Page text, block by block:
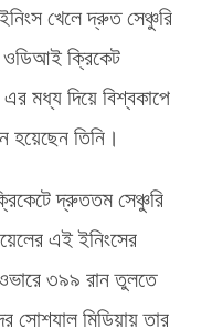
খেলে দ্রুত সেঞ্চুরি
ওডিআই ক্রিকেট
মধ্য দিয়ে বিশ্বকাপে
হয়েছেন তিনি।
দ্রুততম সেঞ্চুরি
এই ইনিংসের
ওভারে ৩৯৯ রান তুলতে
সোশ্যাল মিডিয়ায় তার